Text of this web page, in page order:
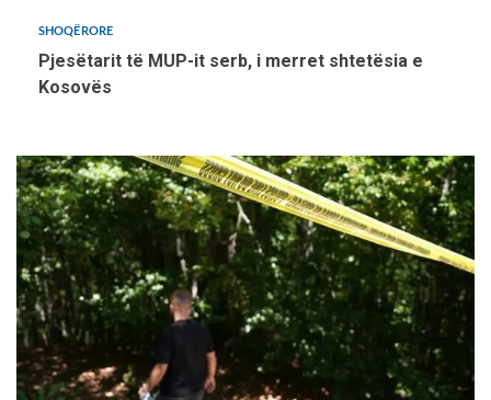
SHOQËRORE
Pjesëtarit të MUP-it serb, i merret shtetësia e
Kosovës